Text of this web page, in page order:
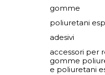
gomme
poliuretani
adesivi
accessori per
gomme
e poliuretani